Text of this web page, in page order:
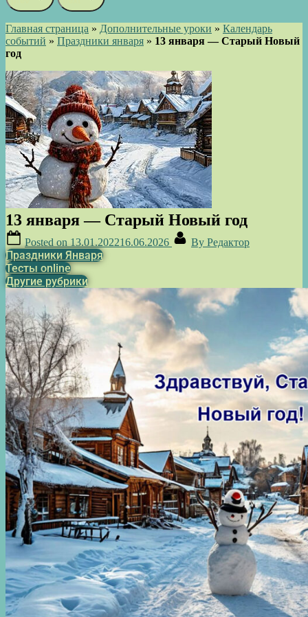
Главная страница » Дополнительные уроки » Календарь
событий » Праздники января » 13 января — Старый Новый
год
13 января — Старый Новый год
Posted on 13.01.202216.06.2026 By Редактор
Праздники Января
Тесты online
Другие рубрики